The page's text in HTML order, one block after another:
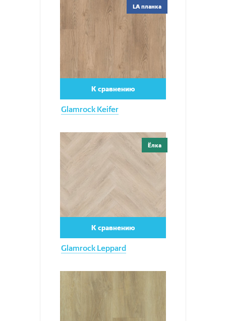
Glamrock Keifer
LA планка
Увеличить
К сравнению
Glamrock Leppard
Ёлка
К сравнению